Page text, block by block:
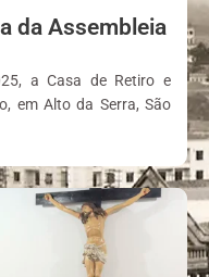
da Assembleia
a Casa de Retiro e
em Alto da Serra, São